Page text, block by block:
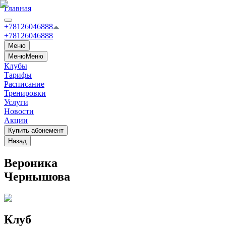
Главная
+78126046888
+78126046888
Меню
МенюМеню
Клубы
Тарифы
Расписание
Тренировки
Услуги
Новости
Акции
Купить абонемент
Назад
Вероника
Чернышова
Клуб